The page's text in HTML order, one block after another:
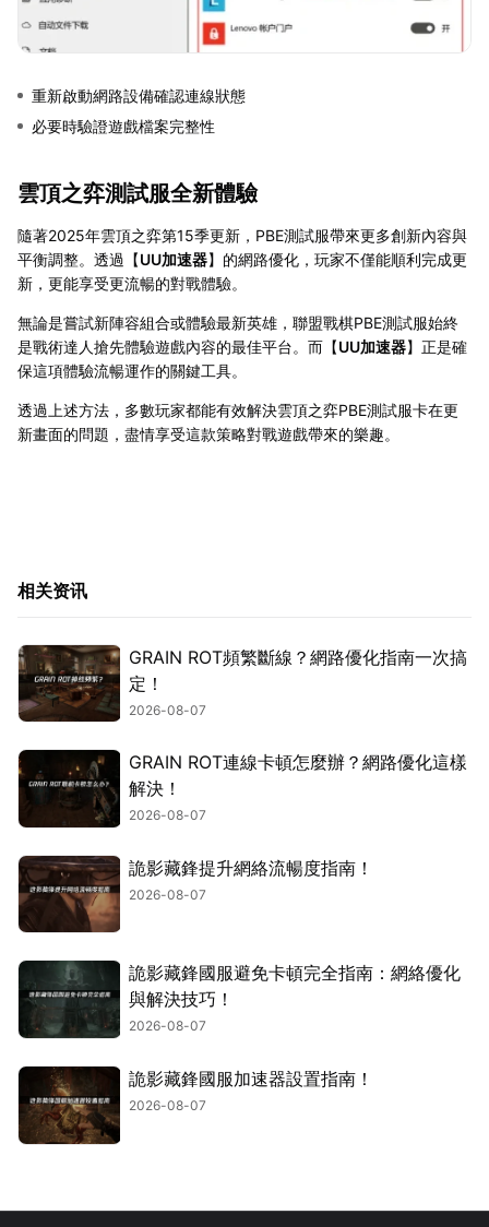
重新啟動網路設備確認連線狀態
必要時驗證遊戲檔案完整性
雲頂之弈測試服全新體驗
隨著2025年雲頂之弈第15季更新，PBE測試服帶來更多創新內容與
平衡調整。透過【UU加速器】的網路優化，玩家不僅能順利完成更
新，更能享受更流暢的對戰體驗。
無論是嘗試新陣容組合或體驗最新英雄，聯盟戰棋PBE測試服始終
是戰術達人搶先體驗遊戲內容的最佳平台。而【UU加速器】正是確
保這項體驗流暢運作的關鍵工具。
透過上述方法，多數玩家都能有效解決雲頂之弈PBE測試服卡在更
新畫面的問題，盡情享受這款策略對戰遊戲帶來的樂趣。
相关资讯
GRAIN ROT頻繁斷線？網路優化指南一次搞
定！
2026-08-07
GRAIN ROT連線卡頓怎麼辦？網路優化這樣
解決！
2026-08-07
詭影藏鋒提升網絡流暢度指南！
2026-08-07
詭影藏鋒國服避免卡頓完全指南：網絡優化
與解決技巧！
2026-08-07
詭影藏鋒國服加速器設置指南！
2026-08-07